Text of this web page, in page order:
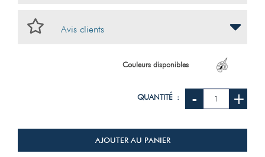
Avis clients
Couleurs disponibles
QUANTITÉ : - +
AJOUTER AU PANIER